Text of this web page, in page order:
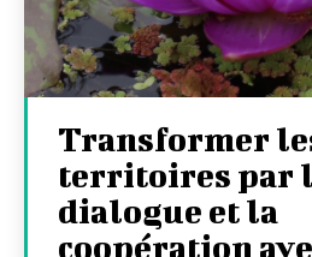
Transformer
territoires par
dialogue et la
coopération